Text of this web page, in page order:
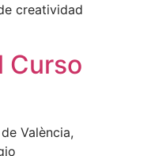
creatividad
Curso
València,